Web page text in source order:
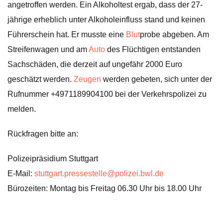
angetroffen werden. Ein Alkoholtest ergab, dass der 27-
jährige erheblich unter Alkoholeinfluss stand und keinen
Führerschein hat. Er musste eine Blutprobe abgeben. Am
Streifenwagen und amAuto des Flüchtigen entstanden
Sachschäden, die derzeit auf ungefähr 2000 Euro
geschätzt werden. Zeugen werden gebeten, sich unter der
Rufnummer +4971189904100 bei der Verkehrspolizei zu
melden.
Rückfragen bitte an:
Polizeipräsidium Stuttgart
E-Mail: stuttgart.pressestelle@polizei.bwl.de
Bürozeiten: Montag bis Freitag 06.30 Uhr bis 18.00 Uhr